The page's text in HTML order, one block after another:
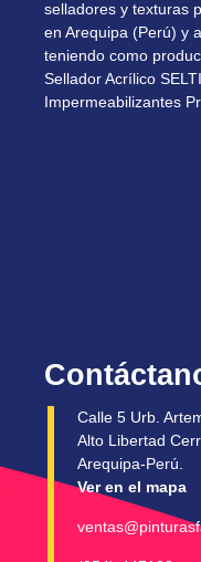
selladores y texturas
en Arequipa (Perú) y
teniendo como
Sellador Acrílico
Impermeabilizantes
Calle 5 Urb.
Alto Libertad
Arequipa-Perú.
Ver en el mapa